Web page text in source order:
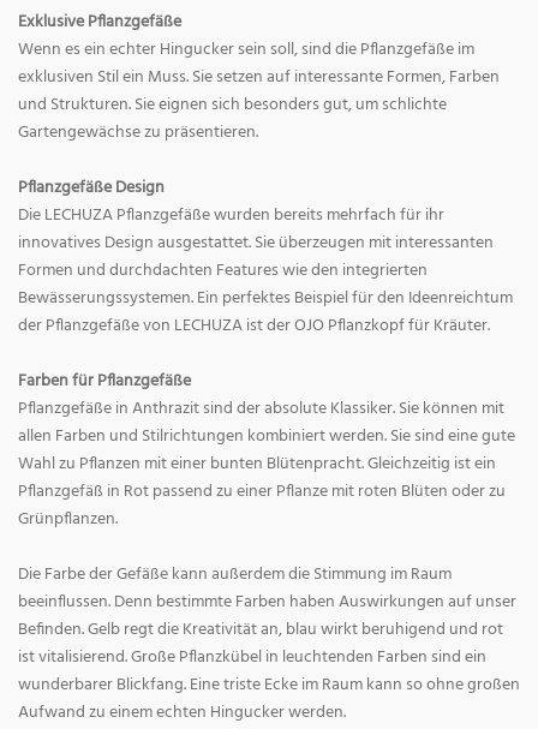
Exklusive Pflanzgefäße
Wenn es ein echter Hingucker sein soll, sind die Pflanzgefäße im
exklusiven Stil ein Muss. Sie setzen auf interessante Formen, Farben
und Strukturen. Sie eignen sich besonders gut, um schlichte
Gartengewächse zu präsentieren.
Pflanzgefäße Design
Die LECHUZA Pflanzgefäße wurden bereits mehrfach für ihr
innovatives Design ausgestattet. Sie überzeugen mit interessanten
Formen und durchdachten Features wie den integrierten
Bewässerungssystemen. Ein perfektes Beispiel für den Ideenreichtum
der Pflanzgefäße von LECHUZA ist der OJO Pflanzkopf für Kräuter.
Farben für Pflanzgefäße
Pflanzgefäße in Anthrazit sind der absolute Klassiker. Sie können mit
allen Farben und Stilrichtungen kombiniert werden. Sie sind eine gute
Wahl zu Pflanzen mit einer bunten Blütenpracht. Gleichzeitig ist ein
Pflanzgefäß in Rot passend zu einer Pflanze mit roten Blüten oder zu
Grünpflanzen.
Die Farbe der Gefäße kann außerdem die Stimmung im Raum
beeinflussen. Denn bestimmte Farben haben Auswirkungen auf unser
Befinden. Gelb regt die Kreativität an, blau wirkt beruhigend und rot
ist vitalisierend. Große Pflanzkübel in leuchtenden Farben sind ein
wunderbarer Blickfang. Eine triste Ecke im Raum kann so ohne großen
Aufwand zu einem echten Hingucker werden.